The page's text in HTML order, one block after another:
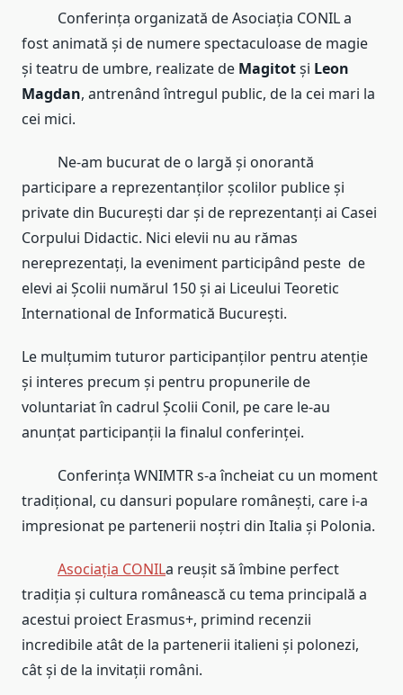
Conferința organizată de Asociația CONIL a
fost animată și de numere spectaculoase de magie
și teatru de umbre, realizate de Magitotși Leon
Magdan, antrenând întregul public, de la cei mari la
cei mici.
Ne-am bucurat de o largă și onorantă
participare a reprezentanților școlilor publice și
private din București dar și de reprezentanți ai Casei
Corpului Didactic. Nici elevii nu au rămas
nereprezentați, la eveniment participând peste de
elevi ai Școlii numărul 150 și ai Liceului Teoretic
International de Informatică București.
Le mulțumim tuturor participanților pentru atenție
și interes precum și pentru propunerile de
voluntariat în cadrul Școlii Conil, pe care le-au
anunțat participanții la finalul conferinței.
Conferința WNIMTR s-a încheiat cu un moment
tradițional, cu dansuri populare românești, care i-a
impresionat pe partenerii noștri din Italia și Polonia.
Asociația CONILa reușit să îmbine perfect
tradiția și cultura românească cu tema principală a
acestui proiect Erasmus+, primind recenzii
incredibile atât de la partenerii italieni și polonezi,
cât și de la invitații români.